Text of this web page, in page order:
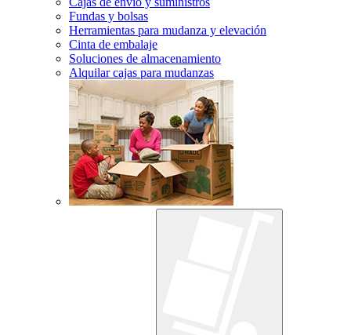
Fundas y bolsas
Herramientas para mudanza y elevación
Cinta de embalaje
Soluciones de almacenamiento
Alquilar cajas para mudanzas